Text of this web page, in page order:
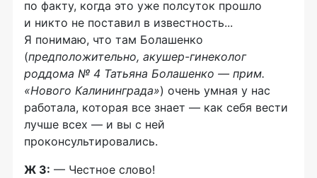
по факту, когда это уже полсуток прошло
и никто не поставил в известность...
Я понимаю, что там Болашенко
(предположительно, акушер-гинеколог
роддома № 4 Татьяна Болашенко — прим.
«Нового Калининграда») очень умная у нас
работала, которая все знает — как себя вести
лучше всех — и вы с ней
проконсультировались.
Ж 3: — Честное слово!